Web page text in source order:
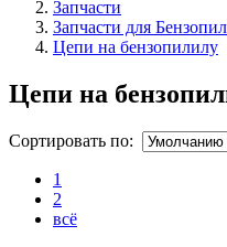
Запчасти
Запчасти для
Цепи на бензопилилу
Цепи на
Сортировать по:
1
2
всё